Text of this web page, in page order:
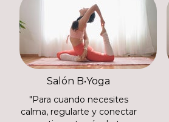
Salón B•Yoga
"Para cuando necesites
calma, regularte y conectar